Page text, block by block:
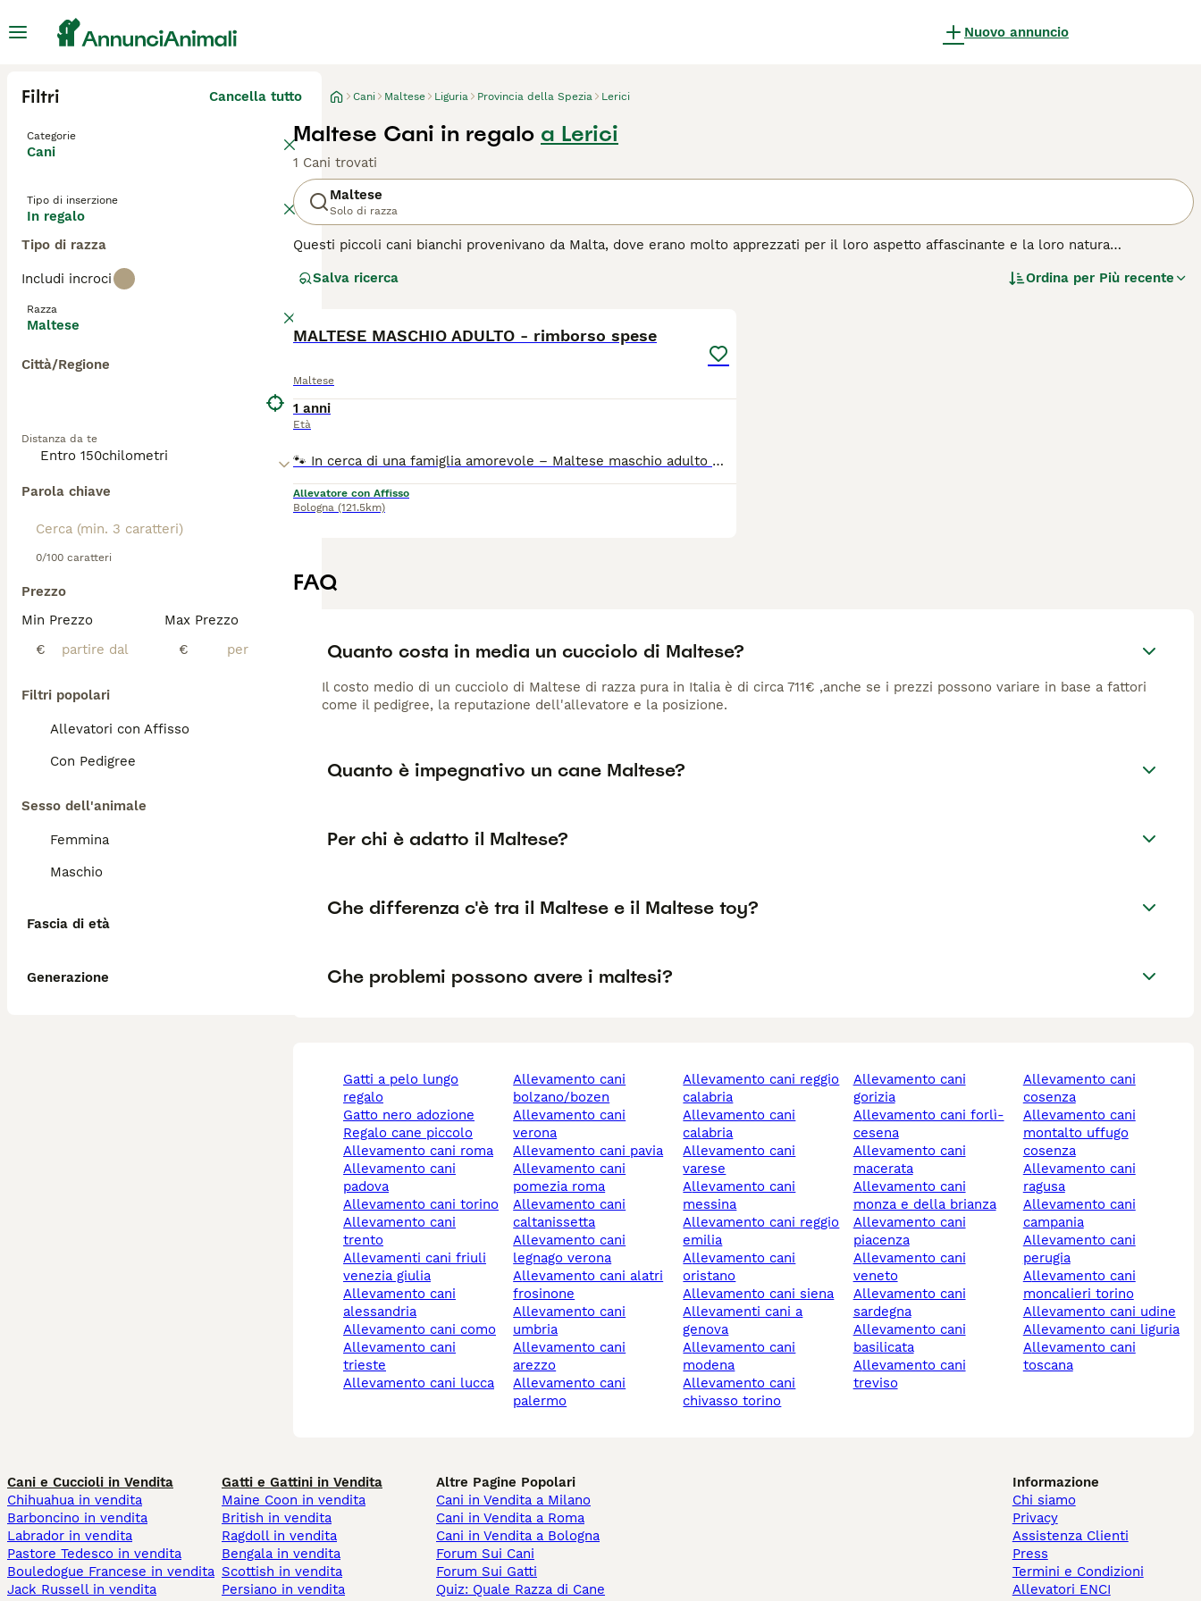
Nuovo annuncio
Filtri Cancella tutto
Categorie
Cani
Tipo di inserzione
In regalo
Tipo di razza
Includi incroci
Razza
Maltese
Città/Regione
Distanza da te
Parola chiave
0/100 caratteri
Prezzo
Min Prezzo
€
Max Prezzo
€
Filtri popolari
Allevatori con Affisso
Con Pedigree
Sesso dell'animale
Femmina
Maschio
Fascia di età
Generazione
Cani Maltese Liguria Provincia della Spezia Lerici
Maltese Cani in regalo a Lerici
1 Cani trovati
Maltese
Solo di razza
Questi piccoli cani bianchi provenivano da Malta, dove erano molto apprezzati per il loro aspetto affascinante e la loro natura
cane affascinante, estremamente leale e affettuoso. Nonostante la sua piccola statura, ha una personalità prorompente ed è una vera
Leggi lanostra pagina di consigli sul Malteseper informazioni su questa razza di cane.
Salva ricerca Ordina per Più recente
MALTESE MASCHIO ADULTO - rimborso spese
Maltese
1 anni
Età
🐾 In cerca di una famiglia amorevole – Maltese maschio adulto 🐾 Con grande affetto (e un po’ di malinconia) cerchiamo una nuova famiglia per il nostro dolcissimo Maltese maschio di 11 mesi. Inizialmente era stato scelto come futuro papà dei nostri cuccioli, ma abbiamo poi deciso di proseguire con suo fratello. Per questo desideriamo per lui una casa speciale, dove possa ricevere tutto l’amore, le attenzioni e la compagnia che merita. ✨ Dettagli Razza: Maltese Età: 11 mesi Carattere: affettuoso, equilibrato e socievole. Abituato al contatto umano, è ideale come compagno di vita per famiglie o per chi cerca un amico fedele e amorevole. Stato di salute: ottimo. Vaccinazioni complete, sverminazione effettuata, libretto sanitario, microchip inserito e pedigree ENCI. 📍 Zona: Solarolo (RA), vicino a Imola 📞 Contatti: 338 6303108 💰 E' RICHIESTO UN RIMBORSO SPESE
Allevatore con Affisso
Bologna (121.5km)
FAQ
Quanto costa in media un cucciolo di Maltese?
Il costo medio di un cucciolo di Maltese di razza pura in Italia è di circa 711€ ,anche se i prezzi possono variare in base a fattori
come il pedigree, la reputazione dell'allevatore e la posizione.
Quanto è impegnativo un cane Maltese?
Per chi è adatto il Maltese?
Che differenza c'è tra il Maltese e il Maltese toy?
Che problemi possono avere i maltesi?
gatti a pelo lungo
regalo
gatto nero adozione
regalo cane piccolo
allevamento cani roma
allevamento cani
padova
allevamento cani torino
allevamento cani
trento
allevamenti cani friuli
venezia giulia
allevamento cani
alessandria
allevamento cani como
allevamento cani
trieste
allevamento cani lucca
allevamento cani
bolzano/bozen
allevamento cani
verona
allevamento cani pavia
allevamento cani
pomezia roma
allevamento cani
caltanissetta
allevamento cani
legnago verona
allevamento cani alatri
frosinone
allevamento cani
umbria
allevamento cani
arezzo
allevamento cani
palermo
allevamento cani reggio
calabria
allevamento cani
calabria
allevamento cani
varese
allevamento cani
messina
allevamento cani reggio
emilia
allevamento cani
oristano
allevamento cani siena
allevamenti cani a
genova
allevamento cani
modena
allevamento cani
chivasso torino
allevamento cani
gorizia
allevamento cani forlì-
cesena
allevamento cani
macerata
allevamento cani
monza e della brianza
allevamento cani
piacenza
allevamento cani
veneto
allevamento cani
sardegna
allevamento cani
basilicata
allevamento cani
treviso
allevamento cani
cosenza
allevamento cani
montalto uffugo
cosenza
allevamento cani
ragusa
allevamento cani
campania
allevamento cani
perugia
allevamento cani
moncalieri torino
allevamento cani udine
allevamento cani liguria
allevamento cani
toscana
Cani e Cuccioli in Vendita
Chihuahua in vendita
Barboncino in vendita
Labrador in vendita
Pastore Tedesco in vendita
Bouledogue Francese in vendita
Jack Russell in vendita
Gatti e Gattini in Vendita
Maine Coon in vendita
British in vendita
Ragdoll in vendita
Bengala in vendita
Scottish in vendita
Persiano in vendita
Altre Pagine Popolari
Cani in Vendita a Milano
Cani in Vendita a Roma
Cani in Vendita a Bologna
Forum Sui Cani
Forum Sui Gatti
Quiz: Quale Razza di Cane
Informazione
Chi siamo
Privacy
Assistenza Clienti
Press
Termini e Condizioni
Allevatori ENCI